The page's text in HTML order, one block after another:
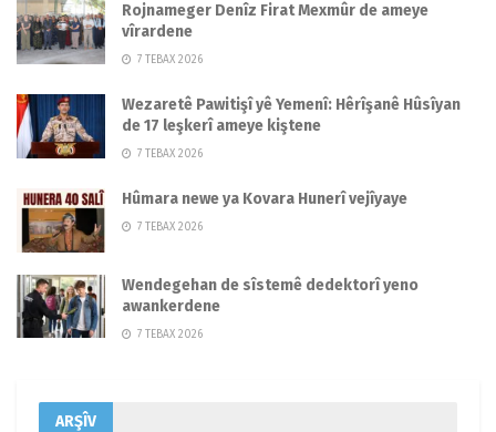
Rojnameger Denîz Firat Mexmûr de ameye
vîrardene
7 TEBAX 2026
Wezaretê Pawitişî yê Yemenî: Hêrîşanê Hûsîyan
de 17 leşkerî ameye kiştene
7 TEBAX 2026
Hûmara newe ya Kovara Hunerî vejîyaye
7 TEBAX 2026
Wendegehan de sîstemê dedektorî yeno
awankerdene
7 TEBAX 2026
ARŞÎV